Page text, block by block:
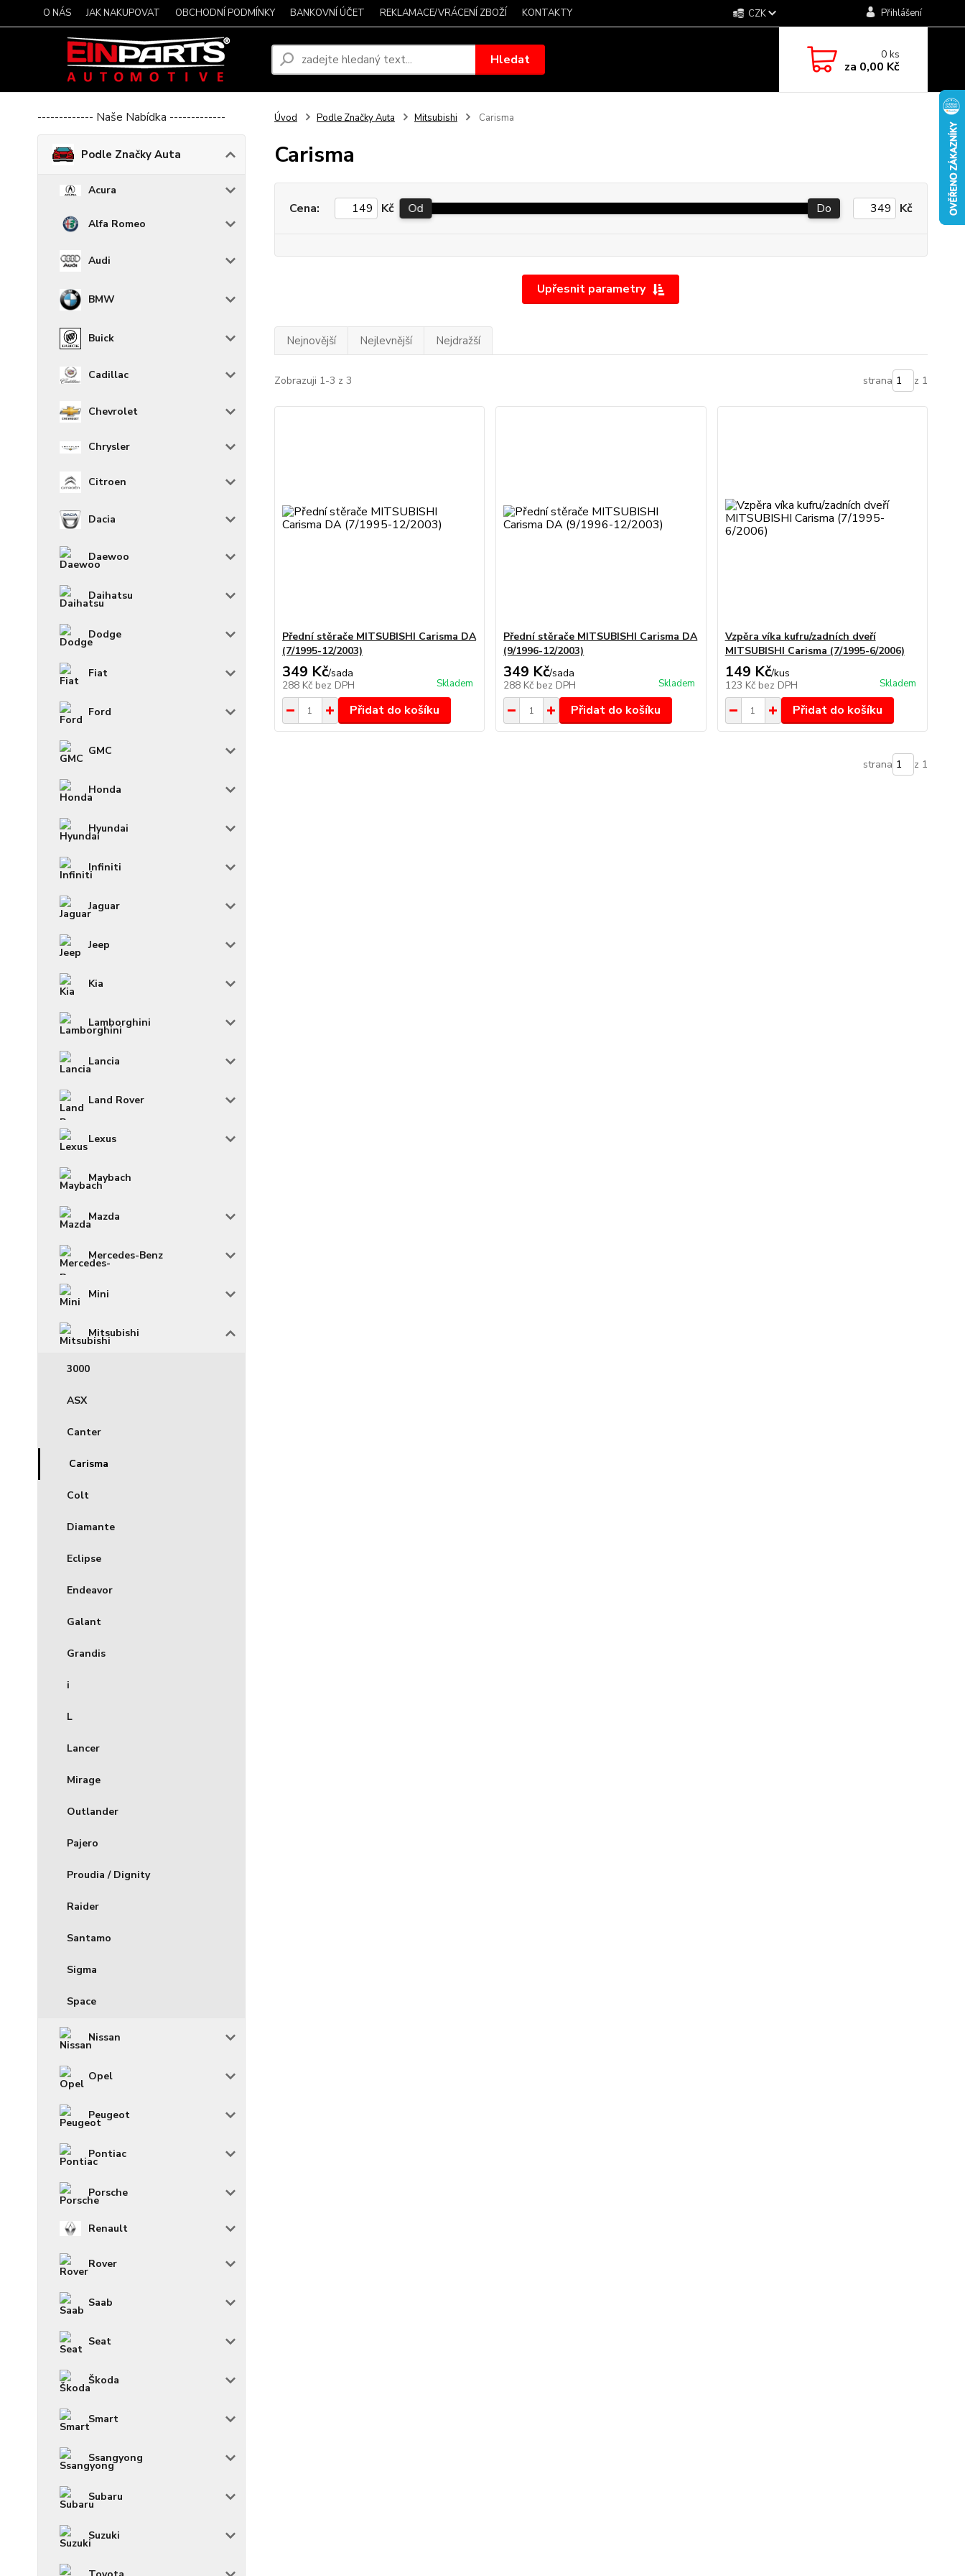
O NÁS JAK NAKUPOVAT OBCHODNÍ PODMÍNKY BANKOVNÍ ÚČET REKLAMACE/VRÁCENÍ ZBOŽÍ KONTAKTY CZK Přihlášení
Hledat 0ks
za 0,00 Kč
------------- Naše Nabídka -------------
Podle Značky Auta
Acura
Alfa Romeo
Audi
BMW
Buick
Cadillac
Chevrolet
Chrysler
Citroen
Dacia
Daewoo
Daihatsu
Dodge
Fiat
Ford
GMC
Honda
Hyundai
Infiniti
Jaguar
Jeep
Kia
Lamborghini
Lancia
Land Rover
Lexus
Maybach
Mazda
Mercedes-Benz
Mini
Mitsubishi
3000
ASX
Canter
Carisma
Colt
Diamante
Eclipse
Endeavor
Galant
Grandis
i
L
Lancer
Mirage
Outlander
Pajero
Proudia / Dignity
Raider
Santamo
Sigma
Space
Nissan
Opel
Peugeot
Pontiac
Porsche
Renault
Rover
Saab
Seat
Škoda
Smart
Ssangyong
Subaru
Suzuki
Úvod Podle Značky Auta Mitsubishi Carisma
Carisma
Upřesnit parametry
Cena: Kč Od Do Kč
Nejnovější Nejlevnější Nejdražší
Zobrazuji 1-3 z 3 strana z 1
Přední stěrače MITSUBISHI Carisma DA
(7/1995-12/2003)
349 Kč/sada
288 Kč bez DPH Skladem
Přidat do košíku
Přední stěrače MITSUBISHI Carisma DA
(9/1996-12/2003)
349 Kč/sada
288 Kč bez DPH Skladem
Přidat do košíku
Vzpěra víka kufru/zadních dveří
MITSUBISHI Carisma (7/1995-6/2006)
149 Kč/kus
123 Kč bez DPH Skladem
Přidat do košíku
strana z 1